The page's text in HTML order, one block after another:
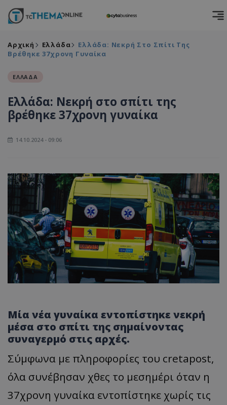
Αρχική Ελλάδα
Ελλάδα: Νεκρή Στο Σπίτι Της
Βρέθηκε 37χρονη Γυναίκα
ΕΛΛΑΔΑ
Ελλάδα: Νεκρή στο σπίτι της
βρέθηκε 37χρονη γυναίκα
14.10.2024 - 09:06
Μία νέα γυναίκα εντοπίστηκε νεκρή
μέσα στο σπίτι της σημαίνοντας
συναγερμό στις αρχές.
Σύμφωνα με πληροφορίες του cretapost,
όλα συνέβησαν χθες το μεσημέρι όταν η
37χρονη γυναίκα εντοπίστηκε χωρίς τις